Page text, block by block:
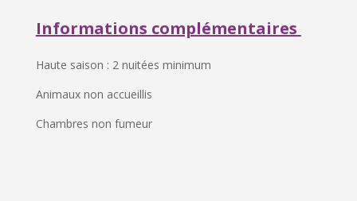
Informations complémentaires
Haute saison : 2 nuitées minimum
Animaux non accueillis
Chambres non fumeur